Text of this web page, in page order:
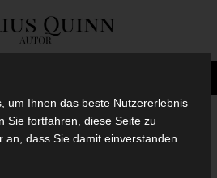
um Ihnen das beste Nutzererlebnis
Sie fortfahren, diese Seite zu
an, dass Sie damit einverstanden